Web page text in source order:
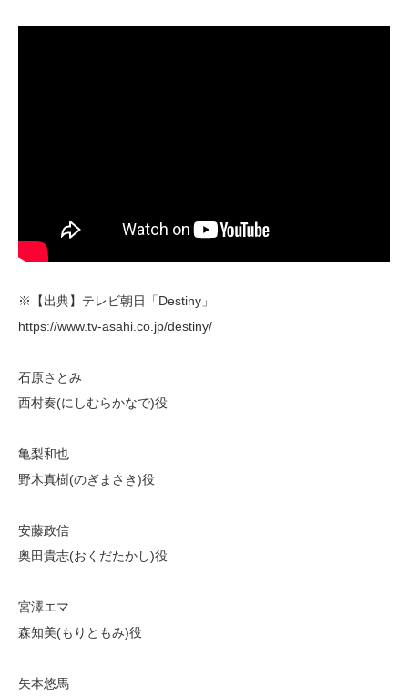
※【出典】テレビ朝日「Destiny」
https://www.tv-asahi.co.jp/destiny/
石原さとみ
西村奏(にしむらかなで)役
亀梨和也
野木真樹(のぎまさき)役
安藤政信
奥田貴志(おくだたかし)役
宮澤エマ
森知美(もりともみ)役
矢本悠馬